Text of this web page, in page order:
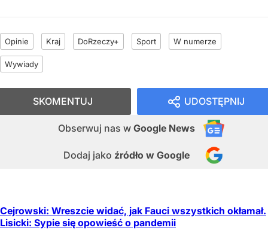
Opinie Kraj DoRzeczy+ Sport W numerze
Wywiady
UDOSTĘPNIJ
Obserwuj nas w Google News
Dodaj jako źródło w Google
SKOMENTUJ
Cejrowski: Wreszcie widać, jak Fauci wszystkich okłamał.
Lisicki: Sypie się opowieść o pandemii